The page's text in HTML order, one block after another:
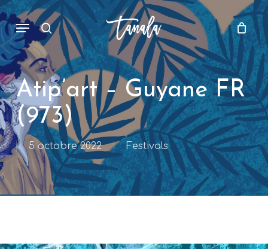
Skip
to
main
content
search
Menu
Atip’art – Guyane FR
(973)
5 octobre 2022 Festivals